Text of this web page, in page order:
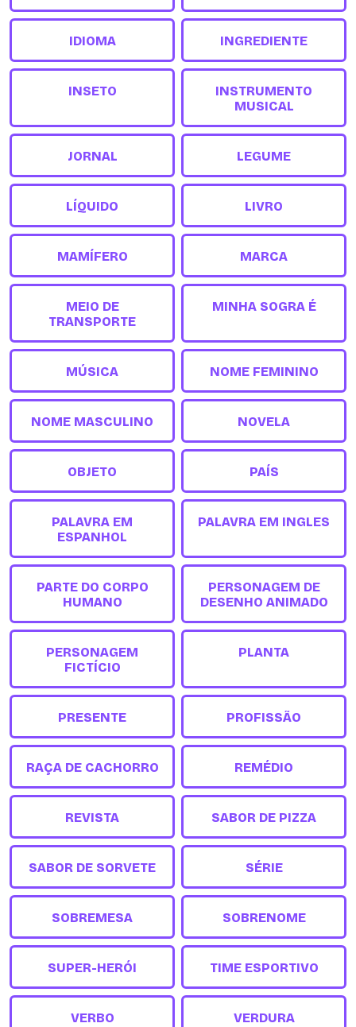
IDIOMA INGREDIENTE
INSETO
INSTRUMENTO
MUSICAL
JORNAL LEGUME
LÍQUIDO LIVRO
MAMÍFERO MARCA
MEIO DE
TRANSPORTE
MINHA SOGRA É
MÚSICA NOME FEMININO
NOME MASCULINO NOVELA
OBJETO PAÍS
PALAVRA EM
ESPANHOL
PALAVRA EM INGLES
PARTE DO CORPO
HUMANO
PERSONAGEM DE
DESENHO ANIMADO
PERSONAGEM
FICTÍCIO
PLANTA
PRESENTE PROFISSÃO
RAÇA DE CACHORRO REMÉDIO
REVISTA SABOR DE PIZZA
SABOR DE SORVETE SÉRIE
SOBREMESA SOBRENOME
SUPER-HERÓI TIME ESPORTIVO
VERBO VERDURA